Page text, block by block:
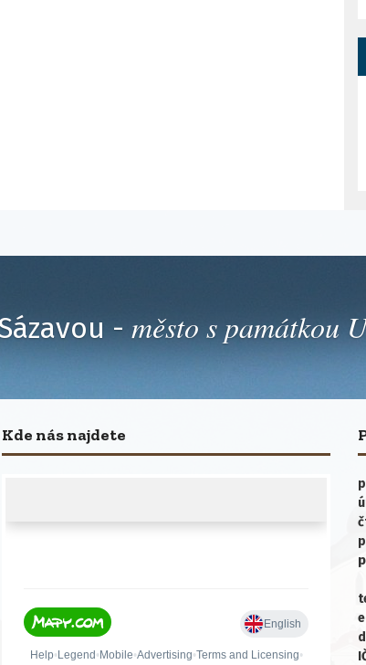
- město s památkou
Kde nás najdete